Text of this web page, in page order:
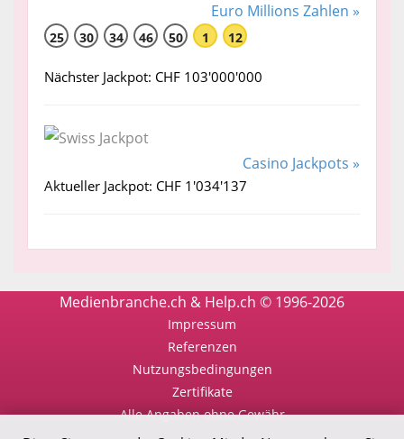
Euro Millions Zahlen »
25 30 34 46 50 1 12
Nächster Jackpot: CHF 103'000'000
Casino Jackpots »
Aktueller Jackpot: CHF 1'034'137
Medienbranche.ch & Help.ch © 1996-2026
Impressum
Referenzen
Nutzungsbedingungen
Zertifikate
Alle Angaben ohne Gewähr